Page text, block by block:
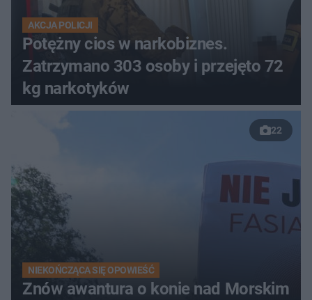
AKCJA POLICJI
Potężny cios w narkobiznes.
Zatrzymano 303 osoby i przejęto 72
kg narkotyków
22
NIEKOŃCZĄCA SIĘ OPOWIEŚĆ
Znów awantura o konie nad Morskim